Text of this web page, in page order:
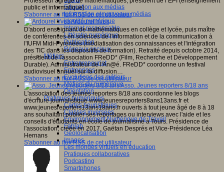
Education aux médias
Information et nouveaux médias
Identité numérique
Internet responsable
Littératie numérique
Publication
Réseaux sociaux
Métiers
Entrepreneuriat
Entreprises
Evolutions des métiers
Métiers du numérique
Orientation
Pratiques numériques
Cartes heuristiques
Classes inversées
Environnement Numérique de Travail
Fablab
Géolocalisation
Images
Les mondes virtuels en éducation
Pratiques collaboratives
Podcasting
Smartphones
public et informatique)
S'abonner au flux RSS de cet utilisateur
Ardourel Yves
D'abord enseignant de mathématiques en collège et lycée, puis maître
de conférences en sciences de l'information et de la communication à
l'IUFM Midi-Pyrénées (médiatisation des connaissances et l'intégration
des TIC dans les dispositifs de formation). Retraité depuis octobre 2014,
président de l'association FReDD* (Film, Recherche et Développement
Durable). Administrateur de l'An@é. FReDD* coordonne un festival
audiovisuel annuel sur la diffusion…
S'abonner au flux RSS de cet utilisateur
Asso. Jeunes reporters 8/18 ans
L'association des jeunes reporters 8/18 ans coordonne les blogs
d'écriture journalistique www.jeunesreporters8ans13ans.fr et
www.jeunesreporters13ans18ans.fr ouverts à tout jeune âgé de 8 à 18
ans souhaitant publier ses reportages ou interviews avec l'aide et les
conseils d'étudiants en école de journalisme à Tours. Présidence de
l'association, créée en 2017, Gaëtan Després et Vice-Présidence Léa
Hernans
S'abonner au flux RSS de cet utilisateur